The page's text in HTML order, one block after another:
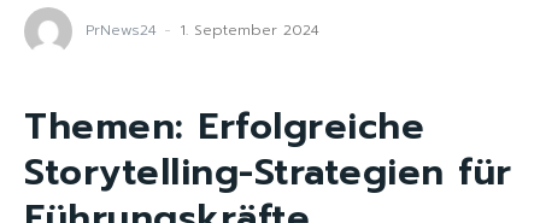
PrNews24 - 1. September 2024
Themen: Erfolgreiche
Storytelling-Strategien für